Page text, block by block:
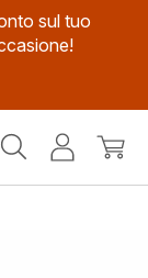
sul tuo
Il